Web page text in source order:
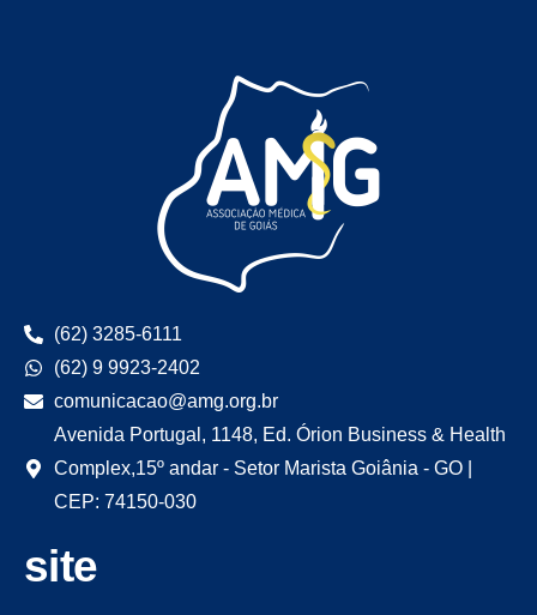
(62) 3285-6111
(62) 9 9923-2402
comunicacao@amg.org.br
Avenida Portugal, 1148, Ed. Órion Business & Health
Complex,15º andar - Setor Marista Goiânia - GO |
CEP: 74150-030
site